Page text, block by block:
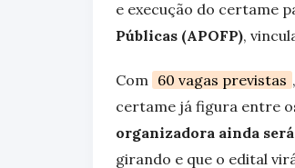
e execução do certame
Públicas (APOFP),
Com 60 vagas previstas
certame já figura entre
organizadora ainda
girando e que o edital